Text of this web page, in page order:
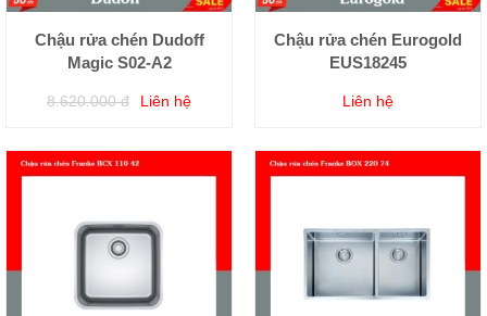
Chậu rửa chén Dudoff
Magic S02-A2
8.620.000 đ Liên hệ
Chậu rửa chén Eurogold
EUS18245
Liên hệ